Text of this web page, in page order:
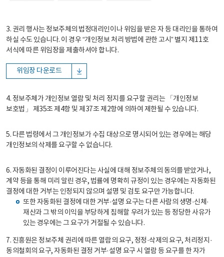
3. 권리 행사는 정보주체의 법정대리인이나 위임을 받은 자 등 대리인을 통하여
하실 수도 있습니다. 이 경우 “개인정보 처리 방법에 관한 고시” 별지 제11호
서식에 따른 위임장을 제출하셔야 합니다.
위임장 다운로드
4. 정보주체가 개인정보 열람 및 처리 정지를 요구할 권리는 「개인정보
보호법」 제35조 제4항 및 제37조 제2항에 의하여 제한될 수 있습니다.
5. 다른 법령에서 그 개인정보가 수집 대상으로 명시되어 있는 경우에는 해당
개인정보의 삭제를 요구할 수 없습니다.
6. 자동화된 결정이 이루어진다는 사실에 대해 정보주체의 동의를 받았거나,
계약 등을 통해 미리 알린 경우, 법률에 명확히 규정이 있는 경우에는 자동화된
결정에 대한 거부는 인정되지 않으며 설명 및 검토 요구만 가능합니다.
또한 자동화된 결정에 대한 거부·설명 요구는 다른 사람의 생명·신체·
재산과 그 밖의 이익을 부당하게 침해할 우려가 있는 등 정당한 사유가
있는 경우에는 그 요구가 거절될 수 있습니다.
7. 진흥원은 정보주체 권리에 따른 열람의 요구, 정정·삭제의 요구, 처리정지·
동의철회의 요구, 자동화된 결정 거부·설명 요구 시 열람 등 요구를 한 자가